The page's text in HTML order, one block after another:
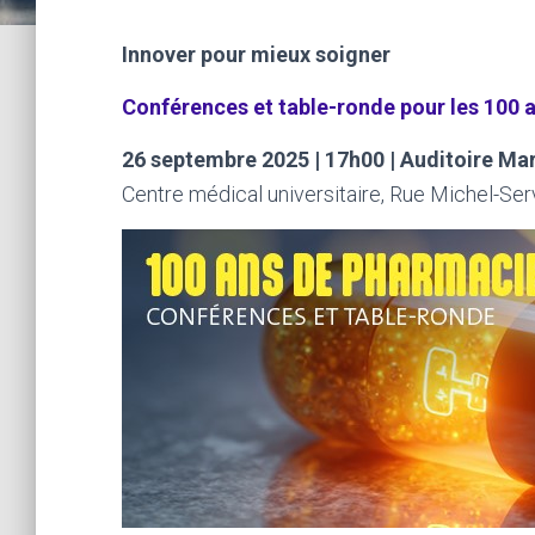
Innover pour mieux soigner
Conférences et table-ronde pour les 100
26 septembre 2025 | 17h00 | Auditoire
Centre médical universitaire, Rue Michel-